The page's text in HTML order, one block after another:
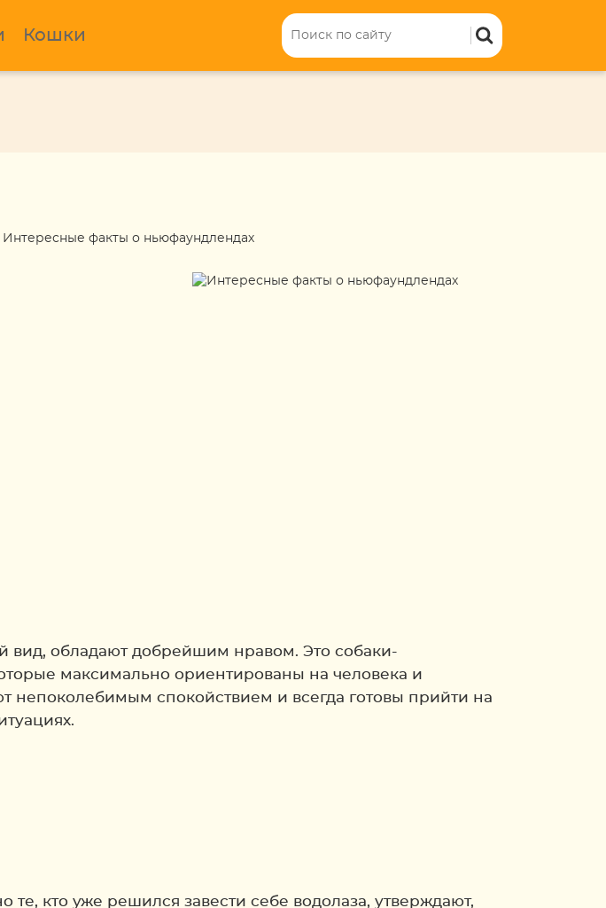
Кошки
Интересные факты о ньюфаундлендах
обладают добрейшим нравом. Это собаки-
максимально ориентированы на человека и
непоколебимым спокойствием и всегда готовы прийти на
кто уже решился завести себе водолаза, утверждают,